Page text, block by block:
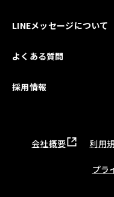
LINEメッセージについて
よくある質問
採用情報
会社概要 利用
プラ